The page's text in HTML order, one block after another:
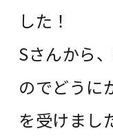
した！
Sさんから
のでどうに
を受けまし